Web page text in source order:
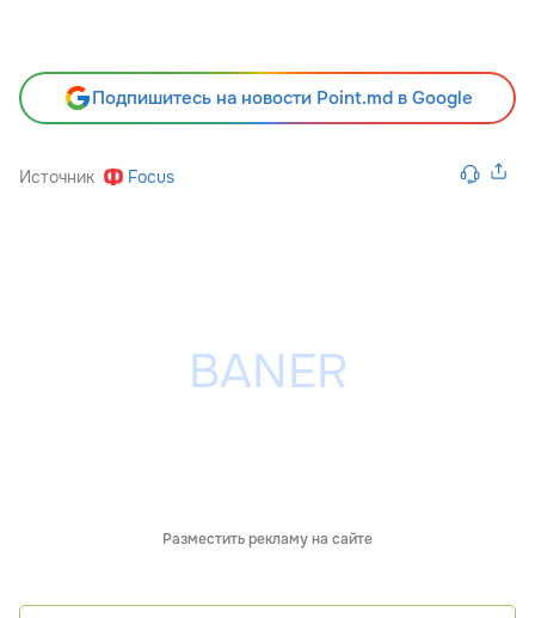
Подпишитесь на новости Point.md в Google
Источник Focus
Разместить рекламу на сайте